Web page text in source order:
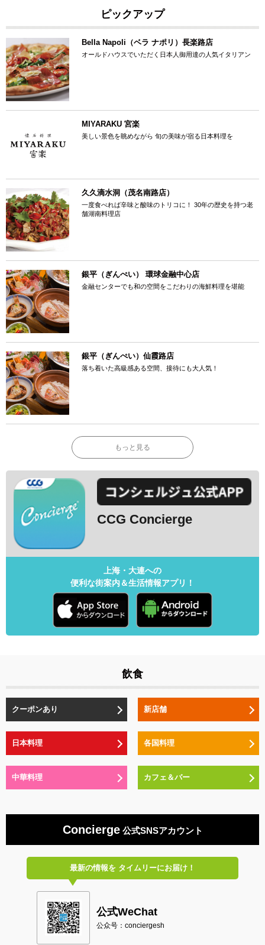
ピックアップ
Bella Napoli（ベラ ナポリ）長楽路店
オールドハウスでいただく日本人御用達の人気イタリアン
MIYARAKU 宮楽
美しい景色を眺めながら 旬の美味が宿る日本料理を
久久滴水洞（茂名南路店）
一度食べれば辛味と酸味のトリコに！ 30年の歴史を持つ老
舗湖南料理店
銀平（ぎんぺい） 環球金融中心店
金融センターでも和の空間をこだわりの海鮮料理を堪能
銀平（ぎんぺい）仙霞路店
落ち着いた高級感ある空間、接待にも大人気！
もっと見る
CCG Concierge
上海・大連への
便利な街案内＆生活情報アプリ！
飲食
クーポンあり 新店舗
日本料理 各国料理
中華料理 カフェ＆バー
Concierge公式SNSアカウント
最新の情報をタイムリーにお届け！
公式WeChat
公众号：conciergesh